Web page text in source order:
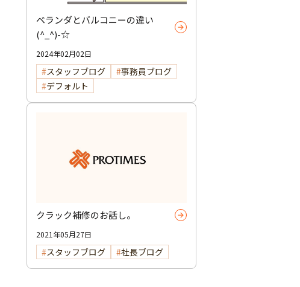
ベランダとバルコニーの違い
(^_^)-☆
2024年02月02日
スタッフブログ
事務員ブログ
デフォルト
クラック補修のお話し。
2021年05月27日
スタッフブログ 社長ブログ